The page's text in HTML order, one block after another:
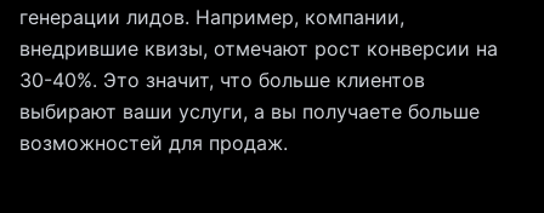
генерации лидов. Например, компании,
внедрившие квизы, отмечают рост конверсии на
30-40%. Это значит, что больше клиентов
выбирают ваши услуги, а вы получаете больше
возможностей для продаж.